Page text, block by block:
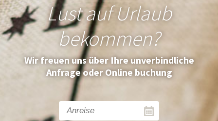
Lust auf Urlaub
bekommen?
Wir freuen uns über Ihre unverbindliche
Anfrage oder Online buchung